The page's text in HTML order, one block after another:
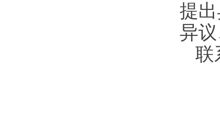
提
异
联